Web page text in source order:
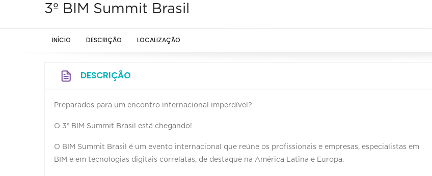
3º BIM Summit Brasil
INÍCIO DESCRIÇÃO LOCALIZAÇÃO
DESCRIÇÃO
Preparados para um encontro internacional imperdível?
O 3º BIM Summit Brasil está chegando!
O BIM Summit Brasil é um evento internacional que reúne os profissionais e empresas, especialistas em
BIM e em tecnologias digitais correlatas, de destaque na América Latina e Europa.